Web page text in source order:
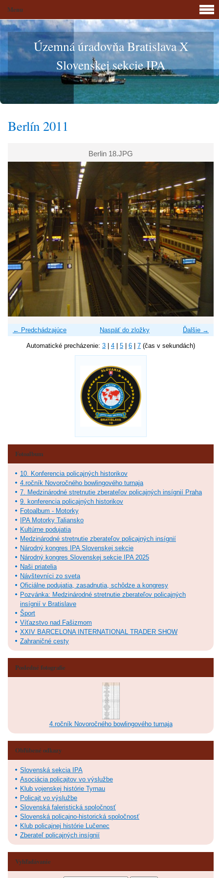
Územná úradovňa Bratislava X
Slovenskej sekcie IPA
Berlín 2011
Berlin 18.JPG
← Predchádzajúce Ďalšie →
Naspäť do zložky
Automatické precházenie: 3 4 5 6 7 (čas v sekundách)
Menu
Fotoalbum
10. Konferencia policajných historikov
4.ročník Novoročného bowlingového turnaja
7. Medzinárodné stretnutie zberateľov policajných insígnií Praha
9. konferencia policajných historikov
Fotoalbum - Motorky
IPA Motorky Taliansko
Kultúrne podujatia
Medzinárodné stretnutie zberateľov policajných insígnií
Národný kongres IPA Slovenskej sekcie
Národný kongres Slovenskej sekcie IPA 2025
Naši priatelia
Návštevníci zo sveta
Oficiálne podujatia, zasadnutia, schôdze a kongresy
Pozvánka: Medzinárodné stretnutie zberateľov policajných
insígnií v Bratislave
Šport
Víťazstvo nad Fašizmom
XXIV BARCELONA INTERNATIONAL TRADER SHOW
Zahraničné cesty
Posledné fotografie
4.ročník Novoročného bowlingového turnaja
Obľúbené odkazy
Slovenská sekcia IPA
Asociácia policajtov vo výslužbe
Klub vojenskej histórie Tyrnau
Policajt vo výslužbe
Slovenská faleristická spoločnosť
Slovenská policajno-historická spoločnosť
Klub policajnej histórie Lučenec
Zberateľ policajných insígnií
Vyhľadávanie